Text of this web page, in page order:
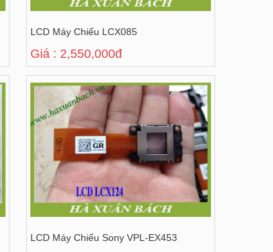
LCD Máy Chiếu LCX085
Giá : 2,550,000đ
LCD Máy Chiếu Sony VPL-EX453